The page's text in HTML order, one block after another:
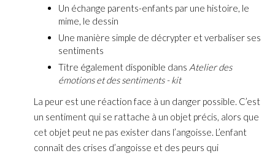
Un échange parents-enfants par une histoire, le
mime, le dessin
Une manière simple de décrypter et verbaliser ses
sentiments
Titre également disponible dans Atelier des
émotions et des sentiments - kit
La peur est une réaction face à un danger possible. C’est
un sentiment qui se rattache à un objet précis, alors que
cet objet peut ne pas exister dans l’angoisse. L’enfant
connaît des crises d’angoisse et des peurs qui